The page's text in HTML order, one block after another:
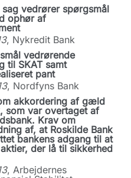
sag vedrører spørgsmål
ophør af
, Nykredit Bank
vedrørende
til SKAT samt
pant
, Nordfyns Bank
akkordering af gæld
som var overtaget af
Krav om
af, at Roskilde Bank
bankens adgang til at
der lå til sikkerhed
, Arbejdernes